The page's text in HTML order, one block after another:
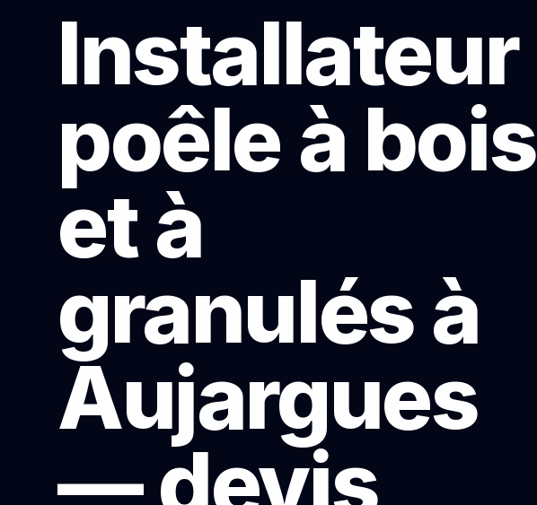
Installateur
poêle à bois
et à
granulés à
Aujargues
— devis